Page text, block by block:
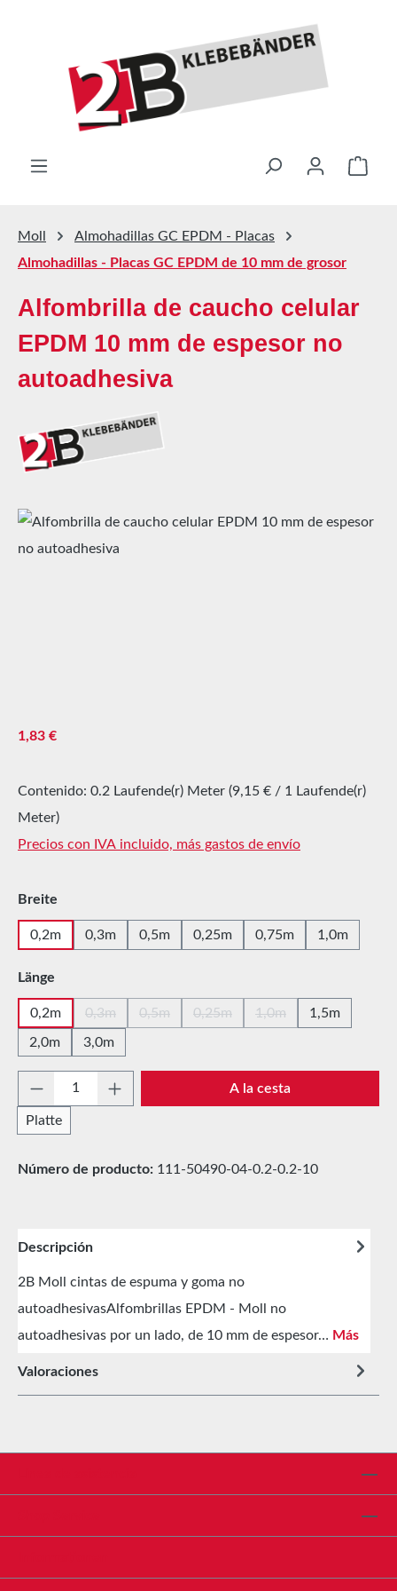
El
Moll
Almohadillas GC EPDM - Placas
Almohadillas - Placas GC EPDM de 10 mm de grosor
Alfombrilla de caucho celular
EPDM 10 mm de espesor no
autoadhesiva
Omitir galería de imágenes
Precio normal:
1,83 €
Contenido: 0.2 Laufende(r) Meter (9,15 € / 1 Laufende(r)
Meter)
Precios con IVA incluido, más gastos de envío
Seleccione
Breite
0,2m 0,3m 0,5m 0,25m 0,75m 1,0m
Seleccione
Länge
0,2m 0,3m
(Esta opción no está disponible en este momento.)
0,5m
(Esta opción no está disponible en este
0,25m
(Esta opción no está disponible
1,0m
(Esta opción no está
1,5m
2,0m 3,0m
Cantidad del producto: introduce la
Platte
A la cesta
Número de producto: 111-50490-04-0.2-0.2-10
Descripción
2B Moll cintas de espuma y goma no
autoadhesivasAlfombrillas EPDM - Moll no
autoadhesivas por un lado, de 10 mm de espesor… Más
Valoraciones